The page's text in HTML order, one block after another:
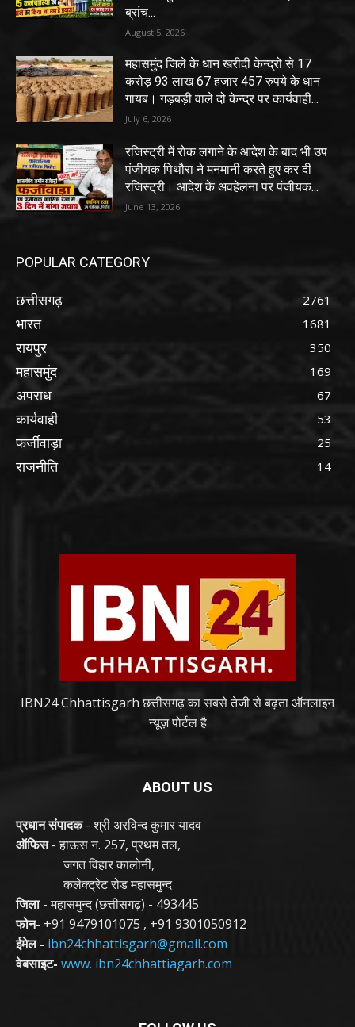
ब्रांच...
August 5, 2026
महासमुंद जिले के धान खरीदी केन्द्रो से 17
करोड़ 93 लाख 67 हजार 457 रुपये के धान
गायब। गड़बड़ी वाले दो केन्द्र पर कार्यवाही...
July 6, 2026
रजिस्ट्री में रोक लगाने के आदेश के बाद भी उप
पंजीयक पिथौरा ने मनमानी करते हुए कर दी
रजिस्ट्री। आदेश के अवहेलना पर पंजीयक...
June 13, 2026
POPULAR CATEGORY
छत्तीसगढ़ 2761
भारत 1681
रायपुर 350
महासमुंद 169
अपराध 67
कार्यवाही 53
फर्जीवाड़ा 25
राजनीति 14
IBN24 Chhattisgarh छत्तीसगढ़ का सबसे तेजी से बढ़ता ऑनलाइन
न्यूज़ पोर्टल है
ABOUT US
प्रधान संपादक- श्री अरविन्द कुमार यादव
ऑफिस- हाऊस न. 257, प्रथम तल,
जगत विहार कालोनी,
कलेक्ट्रेट रोड महासमुन्द
जिला- महासमुन्द (छत्तीसगढ़) - 493445
फोन- +91 9479101075 , +91 9301050912
ईमेल - ibn24chhattisgarh@gmail.com
वेबसाइट- www. ibn24chhattiagarh.com